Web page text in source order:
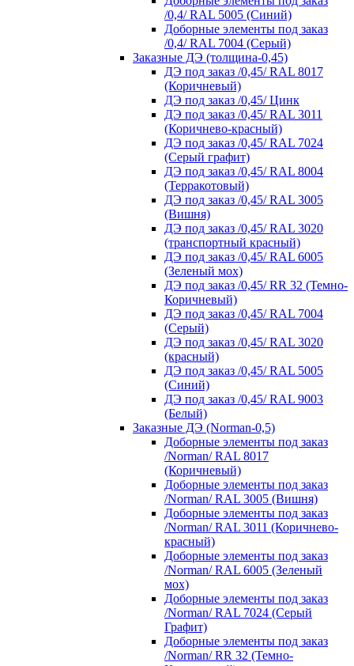
/0,4/ RAL 5005 (Синий)
Доборные элементы под заказ
/0,4/ RAL 7004 (Серый)
Заказные ДЭ (толщина-0,45)
ДЭ под заказ /0,45/ RAL 8017
(Коричневый)
ДЭ под заказ /0,45/ Цинк
ДЭ под заказ /0,45/ RAL 3011
(Коричнево-красный)
ДЭ под заказ /0,45/ RAL 7024
(Серый графит)
ДЭ под заказ /0,45/ RAL 8004
(Терракотовый)
ДЭ под заказ /0,45/ RAL 3005
(Вишня)
ДЭ под заказ /0,45/ RAL 3020
(транспортный красный)
ДЭ под заказ /0,45/ RAL 6005
(Зеленый мох)
ДЭ под заказ /0,45/ RR 32 (Темно-
Коричневый)
ДЭ под заказ /0,45/ RAL 7004
(Серый)
ДЭ под заказ /0,45/ RAL 3020
(красный)
ДЭ под заказ /0,45/ RAL 5005
(Синий)
ДЭ под заказ /0,45/ RAL 9003
(Белый)
Заказные ДЭ (Norman-0,5)
Доборные элементы под заказ
/Norman/ RAL 8017
(Коричневый)
Доборные элементы под заказ
/Norman/ RAL 3005 (Вишня)
Доборные элементы под заказ
/Norman/ RAL 3011 (Коричнево-
красный)
Доборные элементы под заказ
/Norman/ RAL 6005 (Зеленый
мох)
Доборные элементы под заказ
/Norman/ RAL 7024 (Серый
Графит)
Доборные элементы под заказ
/Norman/ RR 32 (Темно-